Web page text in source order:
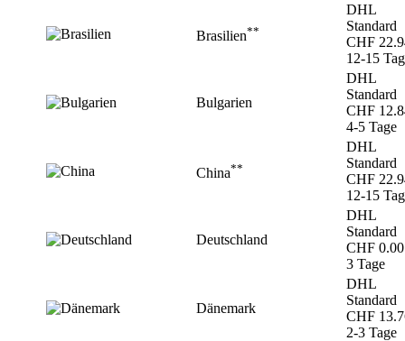
Brasilien**
DHL
Standard
CHF
12-15
Bulgarien
DHL
Standard
CHF
4-5 Tage
China**
DHL
Standard
CHF
12-15
Deutschland
DHL
Standard
CHF 0.00
3 Tage
Dänemark
DHL
Standard
CHF
2-3 Tage